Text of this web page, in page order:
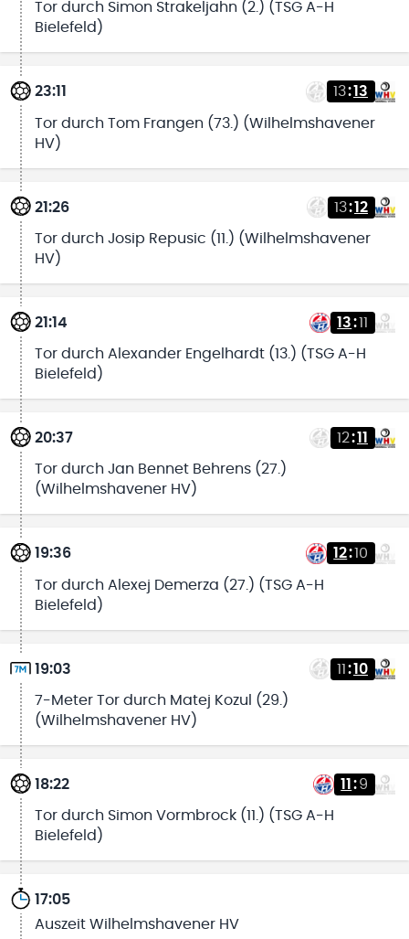
Tor durch Simon Strakeljahn (2.) (TSG A-H
Bielefeld)
23:11 13:13
Tor durch Tom Frangen (73.) (Wilhelmshavener
HV)
21:26 13:12
Tor durch Josip Repusic (11.) (Wilhelmshavener
HV)
21:14 13:11
Tor durch Alexander Engelhardt (13.) (TSG A-H
Bielefeld)
20:37 12:11
Tor durch Jan Bennet Behrens (27.)
(Wilhelmshavener HV)
19:36 12:10
Tor durch Alexej Demerza (27.) (TSG A-H
Bielefeld)
19:03 11 :10
7-Meter Tor durch Matej Kozul (29.)
(Wilhelmshavener HV)
18:22 11 :9
Tor durch Simon Vormbrock (11.) (TSG A-H
Bielefeld)
17:05
Auszeit Wilhelmshavener HV